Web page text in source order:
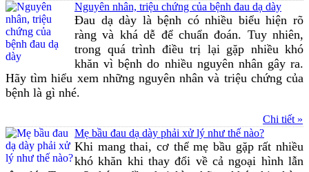
Nguyên nhân, triệu chứng của bệnh đau dạ dày
Đau dạ dày là bệnh có nhiều biểu hiện rõ
ràng và khá dễ để chuẩn đoán. Tuy nhiên,
trong quá trình điều trị lại gặp nhiều khó
khăn vì bệnh do nhiều nguyên nhân gây ra.
Hãy tìm hiểu xem những nguyên nhân và triệu chứng của
bệnh là gì nhé.
Chi tiết »
Mẹ bầu đau dạ dày phải xử lý như thế nào?
Khi mang thai, cơ thể mẹ bầu gặp rất nhiều
khó khăn khi thay đổi về cả ngoại hình lẫn